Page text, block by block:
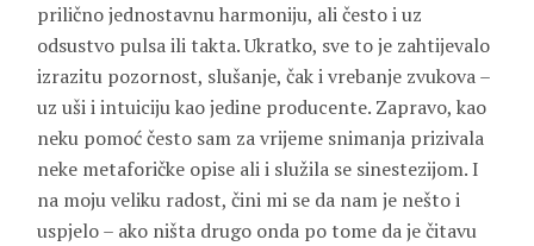
prilično jednostavnu harmoniju, ali često i uz
odsustvo pulsa ili takta. Ukratko, sve to je zahtijevalo
izrazitu pozornost, slušanje, čak i vrebanje zvukova –
uz uši i intuiciju kao jedine producente. Zapravo, kao
neku pomoć često sam za vrijeme snimanja prizivala
neke metaforičke opise ali i služila se sinestezijom. I
na moju veliku radost, čini mi se da nam je nešto i
uspjelo – ako ništa drugo onda po tome da je čitavu